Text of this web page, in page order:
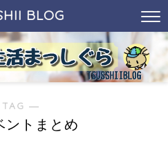
BLOG
―
ントまとめ